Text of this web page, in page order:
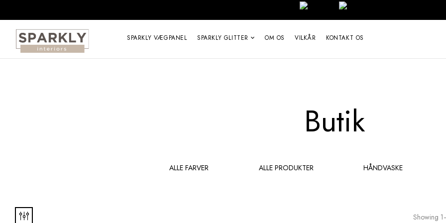
SPARKLY VÆGPANEL SPARKLY GLITTER OM OS VILKÅR KONTAKT OS
Butik
ALLE FARVER ALLE PRODUKTER HÅNDVASKE
Showing